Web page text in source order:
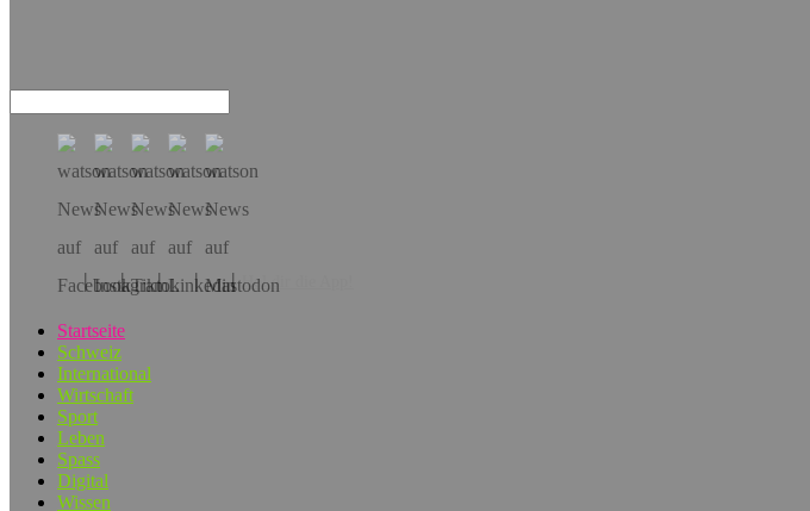
Hol dir die App!
Startseite
Schweiz
International
Wirtschaft
Sport
Leben
Spass
Digital
Wissen